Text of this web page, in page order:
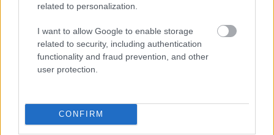
related to personalization.
I want to allow Google to enable storage
related to security, including authentication
functionality and fraud prevention, and other
user protection.
CONFIRM